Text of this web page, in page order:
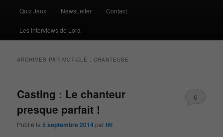
Quiz Jeux NewsLetter Contact
Les interviews de Lora
ARCHIVES PAR MOT-CLÉ :CHANTEUSE
Casting : Le chanteur
presque parfait !
Publié le5 septembre 2014 partiti
6